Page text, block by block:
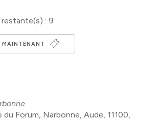
restante(s) : 9
MAINTENANT
du Forum, Narbonne, Aude, 11100,